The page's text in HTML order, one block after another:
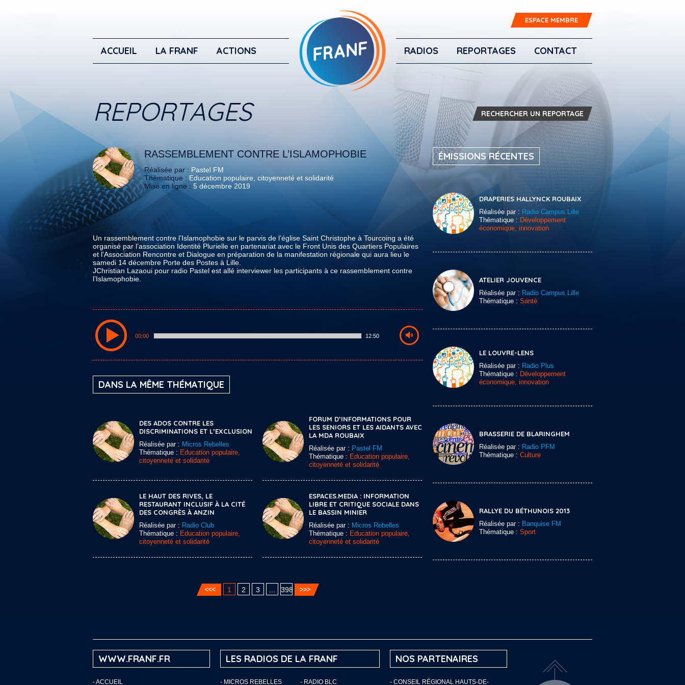
ESPACE MEMBRE
ACCUEIL LA FRANF ACTIONS RADIOS REPORTAGES CONTACT
REPORTAGES RECHERCHER UN REPORTAGE
RASSEMBLEMENT CONTRE L’ISLAMOPHOBIE
Réalisée par : Pastel FM
Thématique : Education populaire, citoyenneté et solidarité
Mise en ligne : 5 décembre 2019
Un rassemblement contre l’Islamophobie sur le parvis de l’église Saint Christophe à Tourcoing a été
organisé par l’association Identité Plurielle en partenariat avec le Front Unis des Quartiers Populaires
et l’Association Rencontre et Dialogue en préparation de la manifestation régionale qui aura lieu le
samedi 14 décembre Porte des Postes à Lille.
JChristian Lazaoui pour radio Pastel est allé interviewer les participants à ce rassemblement contre
l’Islamophobie.
00:00 12:50
DANS LA MÊME THÉMATIQUE
DES ADOS CONTRE LES
DISCRIMINATIONS ET L’EXCLUSION
Réalisée par : Micros Rebelles
Thématique : Education populaire,
citoyenneté et solidarité
FORUM D’INFORMATIONS POUR
LES SENIORS ET LES AIDANTS AVEC
LA MDA ROUBAIX
Réalisée par : Pastel FM
Thématique : Education populaire,
citoyenneté et solidarité
LE HAUT DES RIVES, LE
RESTAURANT INCLUSIF À LA CITÉ
DES CONGRÈS À ANZIN
Réalisée par : Radio Club
Thématique : Education populaire,
citoyenneté et solidarité
ESPACES.MEDIA : INFORMATION
LIBRE ET CRITIQUE SOCIALE DANS
LE BASSIN MINIER
Réalisée par : Micros Rebelles
Thématique : Education populaire,
citoyenneté et solidarité
1 2 3 398
ÉMISSIONS RÉCENTES
DRAPERIES HALLYNCK ROUBAIX
Réalisée par : Radio Campus Lille
Thématique : Développement
économique, innovation
ATELIER JOUVENCE
Réalisée par : Radio Campus Lille
Thématique : Santé
LE LOUVRE-LENS
Réalisée par : Radio Plus
Thématique : Développement
économique, innovation
BRASSERIE DE BLARINGHEM
Réalisée par : Radio PFM
Thématique : Culture
RALLYE DU BÉTHUNOIS 2013
Réalisée par : Banquise FM
Thématique : Sport
WWW.FRANF.FR
-ACCUEIL
LES RADIOS DE LA FRANF
- MICROS REBELLES - RADIO BLC
NOS PARTENAIRES
- CONSEIL RÉGIONAL HAUTS-DE-